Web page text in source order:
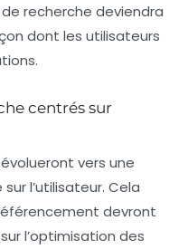
recherche deviendra
dont les utilisateurs
centrés sur
vers une
l’utilisateur. Cela
devront
l’optimisation des